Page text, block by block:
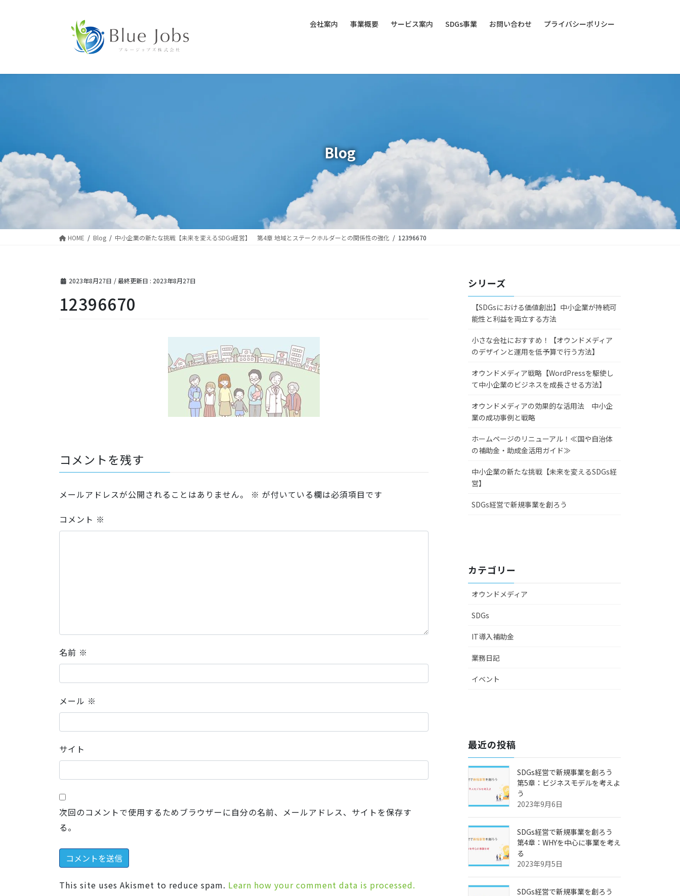
会社案内 事業概要 サービス案内 SDGs事業 お問い合わせ プライバシーポリシー
Blog
HOME Blog 中小企業の新たな挑戦【未来を変えるSDGs経営】 第4章 地域とステークホルダーとの関係性の強化 12396670
2023年8月27日 / 最終更新日 : 2023年8月27日
12396670
コメントを残す
メールアドレスが公開されることはありません。 ※ が付いている欄は必須項目です
コメント ※
名前 ※
メール ※
サイト
次回のコメントで使用するためブラウザーに自分の名前、メールアドレス、サイトを保存す
る。
This site uses Akismet to reduce spam. Learn how your comment data is processed.
シリーズ
【SDGsにおける価値創出】中小企業が持続可
能性と利益を両立する方法
小さな会社におすすめ！【オウンドメディア
のデザインと運用を低予算で行う方法】
オウンドメディア戦略【WordPressを駆使し
て中小企業のビジネスを成長させる方法】
オウンドメディアの効果的な活用法 中小企
業の成功事例と戦略
ホームページのリニューアル！≪国や自治体
の補助金・助成金活用ガイド≫
中小企業の新たな挑戦【未来を変えるSDGs経
営】
SDGs経営で新規事業を創ろう
カテゴリー
オウンドメディア
SDGs
IT導入補助金
業務日記
イベント
最近の投稿
SDGs経営で新規事業を創ろう
第5章：ビジネスモデルを考えよ
う
2023年9月6日
SDGs経営で新規事業を創ろう
第4章：WHYを中心に事業を考え
る
2023年9月5日
SDGs経営で新規事業を創ろう